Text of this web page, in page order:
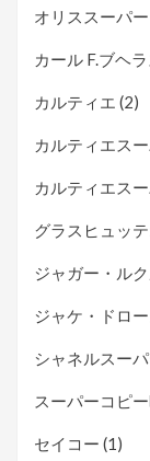
オリススーパ
カール F.ブヘ
カルティエ (2)
カルティエス
カルティエス
グラスヒュッ
ジャガー・ル
ジャケ・ドロ
シャネルスー
スーパーコピ
セイコー (1)